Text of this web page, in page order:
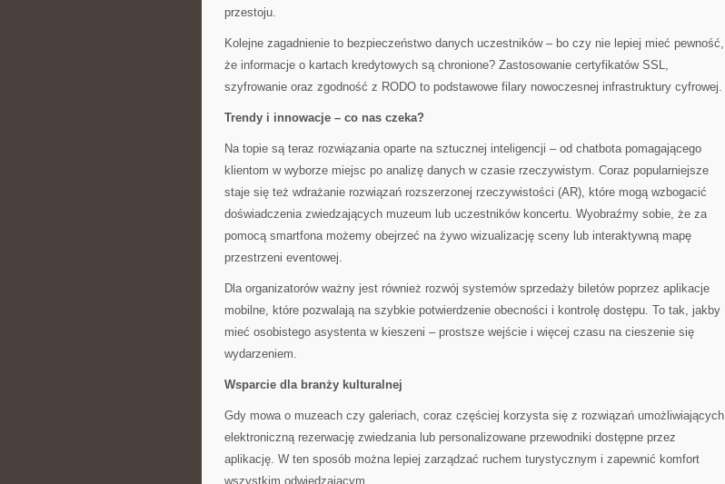
przestoju.
Kolejne zagadnienie to bezpieczeństwo danych uczestników – bo czy nie lepiej mieć pewność,
że informacje o kartach kredytowych są chronione? Zastosowanie certyfikatów SSL,
szyfrowanie oraz zgodność z RODO to podstawowe filary nowoczesnej infrastruktury cyfrowej.
Trendy i innowacje – co nas czeka?
Na topie są teraz rozwiązania oparte na sztucznej inteligencji – od chatbota pomagającego
klientom w wyborze miejsc po analizę danych w czasie rzeczywistym. Coraz popularniejsze
staje się też wdrażanie rozwiązań rozszerzonej rzeczywistości (AR), które mogą wzbogacić
doświadczenia zwiedzających muzeum lub uczestników koncertu. Wyobraźmy sobie, że za
pomocą smartfona możemy obejrzeć na żywo wizualizację sceny lub interaktywną mapę
przestrzeni eventowej.
Dla organizatorów ważny jest również rozwój systemów sprzedaży biletów poprzez aplikacje
mobilne, które pozwalają na szybkie potwierdzenie obecności i kontrolę dostępu. To tak, jakby
mieć osobistego asystenta w kieszeni – prostsze wejście i więcej czasu na cieszenie się
wydarzeniem.
Wsparcie dla branży kulturalnej
Gdy mowa o muzeach czy galeriach, coraz częściej korzysta się z rozwiązań umożliwiających
elektroniczną rezerwację zwiedzania lub personalizowane przewodniki dostępne przez
aplikację. W ten sposób można lepiej zarządzać ruchem turystycznym i zapewnić komfort
wszystkim odwiedzającym.